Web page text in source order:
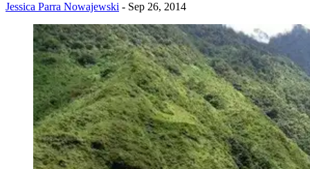
Jessica Parra Nowajewski - Sep 26, 2014